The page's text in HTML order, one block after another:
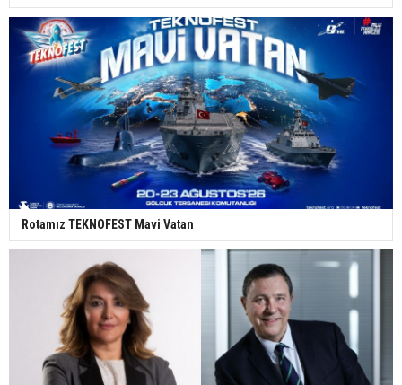
Rotamız TEKNOFEST Mavi Vatan